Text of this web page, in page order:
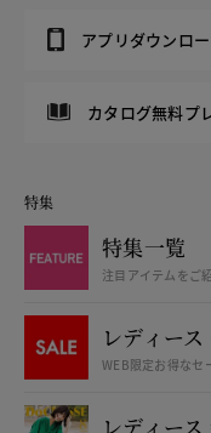
アプリダウンロ
カタログ無料プ
特集
特集一覧
注目アイテムをご
レディー
WEB限定お得なセ
レディー